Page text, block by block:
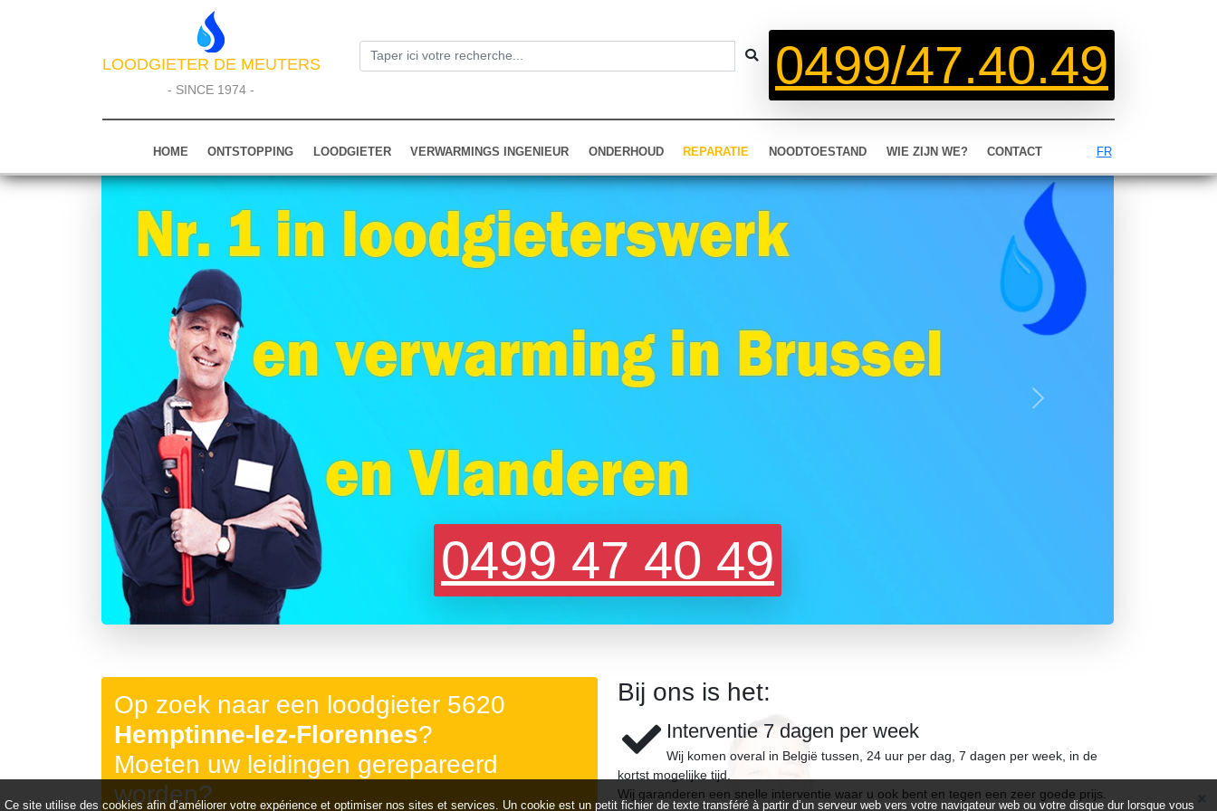
LOODGIETER DE MEUTERS
- SINCE 1974 - 0499/47.40.49
HOME ONTSTOPPING LOODGIETER VERWARMINGS INGENIEUR ONDERHOUD REPARATIE NOODTOESTAND WIE ZIJN WE? CONTACT FR
0499 47 40 49
Précédent Suivant
Op zoek naar een loodgieter 5620
Hemptinne-lez-Florennes?
Moeten uw leidingen gerepareerd
worden?
Bij ons is het:
Interventie 7 dagen per week
Wij komen overal in België tussen, 24 uur per dag, 7 dagen per week, in de
kortst mogelijke tijd.
Wij garanderen een snelle interventie waar u ook bent en tegen een zeer goede prijs.
Ce site utilise des cookies afin d’améliorer votre expérience et optimiser nos sites et services. Un cookie est un petit fichier de texte transféré à partir d’un serveur web vers votre navigateur web ou votre disque dur lorsque vous